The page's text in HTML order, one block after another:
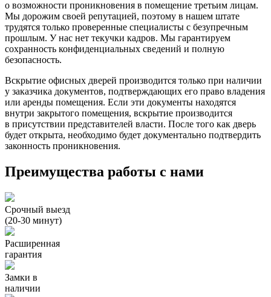
о возможности проникновения в помещение третьим лицам.
Мы дорожим своей репутацией, поэтому в нашем штате
трудятся только проверенные специалисты с безупречным
прошлым. У нас нет текучки кадров. Мы гарантируем
сохранность конфиденциальных сведений и полную
безопасность.
Вскрытие офисных дверей производится только при наличии
у заказчика документов, подтверждающих его право владения
или аренды помещения. Если эти документы находятся
внутри закрытого помещения, вскрытие производится
в присутствии представителей власти. После того как дверь
будет открыта, необходимо будет документально подтвердить
законность проникновения.
Преимущества работы с нами
Срочный выезд
(20-30 минут)
Расширенная
гарантия
Замки в
наличии